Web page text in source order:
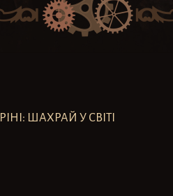
ШАХРАЙ У СВІТІ